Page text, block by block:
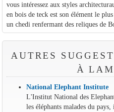
vous intéressez aux styles
en bois de teck est son élément le
un chedi renfermant des reliques de
AUTRES
À
National Elephant Institute
L'Institut National des
les éléphants malades du